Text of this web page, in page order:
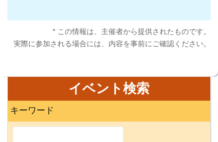
* この情報は、主催者から提供されたものです。
実際に参加される場合には、内容を事前にご確認ください。
イベント検索
キーワード